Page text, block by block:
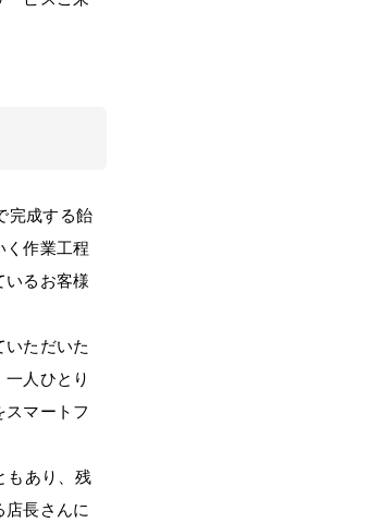
完成する飴
く作業工程
いるお客様
ただいた
人ひとり
マートフ
もあり、残
長さんに